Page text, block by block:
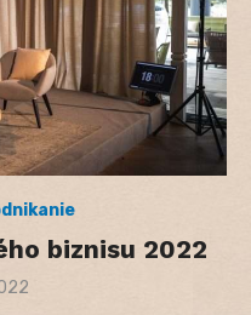
biznisu 2022